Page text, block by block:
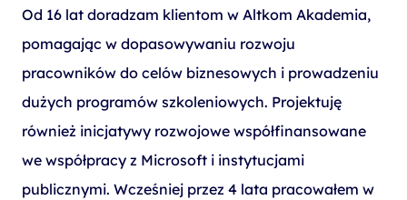
Od 16 lat doradzam klientom w Altkom Akademia,
pomagając w dopasowywaniu rozwoju
pracowników do celów biznesowych i prowadzeniu
dużych programów szkoleniowych. Projektuję
również inicjatywy rozwojowe współfinansowane
we współpracy z Microsoft i instytucjami
publicznymi. Wcześniej przez 4 lata pracowałem w